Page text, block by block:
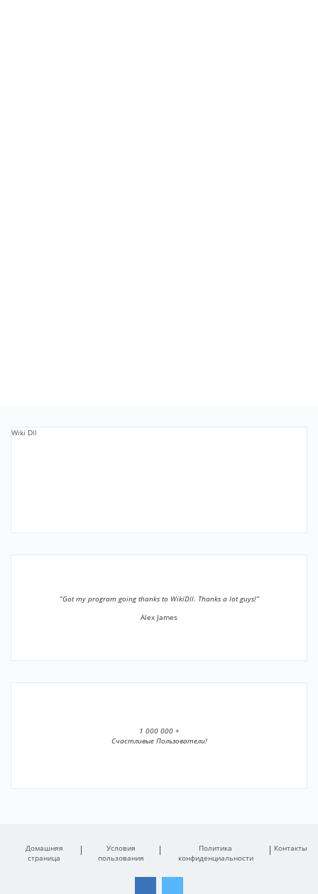
Wiki Dll
”Got my program going thanks to WikiDll. Thanks a lot guys!”
Alex James
1 000 000 +
Счастливые Пользователи!
Домашняя
страница
Условия
пользования
Политика
конфиденциальности
Контакты